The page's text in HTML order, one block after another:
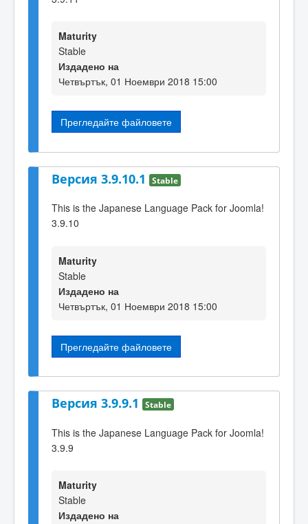
Maturity
Stable
Издадено на
Четвъртък, 01 Ноември 2018 15:00
Прегледайте файловете
Версия 3.9.10.1 Stable
This is the Japanese Language Pack for Joomla!
3.9.10
Maturity
Stable
Издадено на
Четвъртък, 01 Ноември 2018 15:00
Прегледайте файловете
Версия 3.9.9.1 Stable
This is the Japanese Language Pack for Joomla!
3.9.9
Maturity
Stable
Издадено на